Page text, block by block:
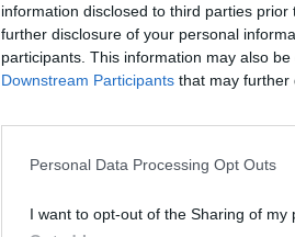
information disclosed to third parties
further disclosure of your personal
participants. This information may also
Downstream Participants that may further
Personal Data Processing Opt Outs
I want to opt-out of the Sharing of my